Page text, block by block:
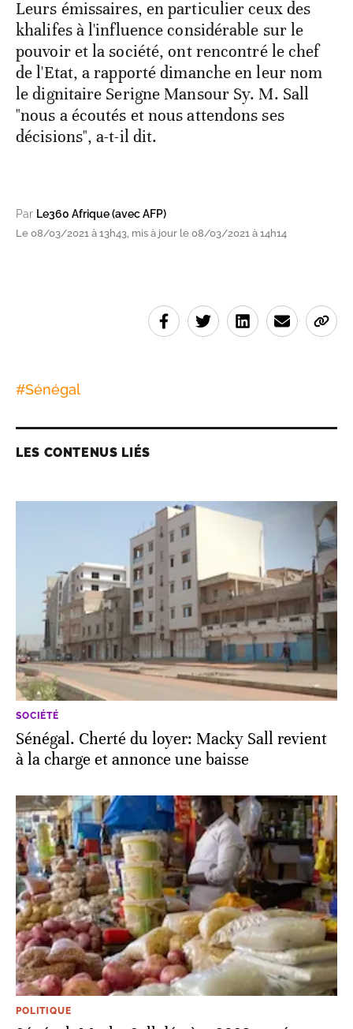
Leurs émissaires, en particulier ceux des
khalifes à l'influence considérable sur le
pouvoir et la société, ont rencontré le chef
de l'Etat, a rapporté dimanche en leur nom
le dignitaire Serigne Mansour Sy. M. Sall
"nous a écoutés et nous attendons ses
décisions", a-t-il dit.
Par Le360 Afrique (avec AFP)
Le 08/03/2021 à 13h43, mis à jour le 08/03/2021 à 14h14
#Sénégal
LES CONTENUS LIÉS
SOCIÉTÉ
Sénégal. Cherté du loyer: Macky Sall revient
à la charge et annonce une baisse
POLITIQUE